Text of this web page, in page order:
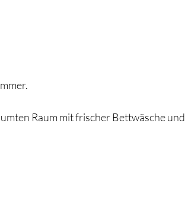
Raum mit frischer Bettwäsche und